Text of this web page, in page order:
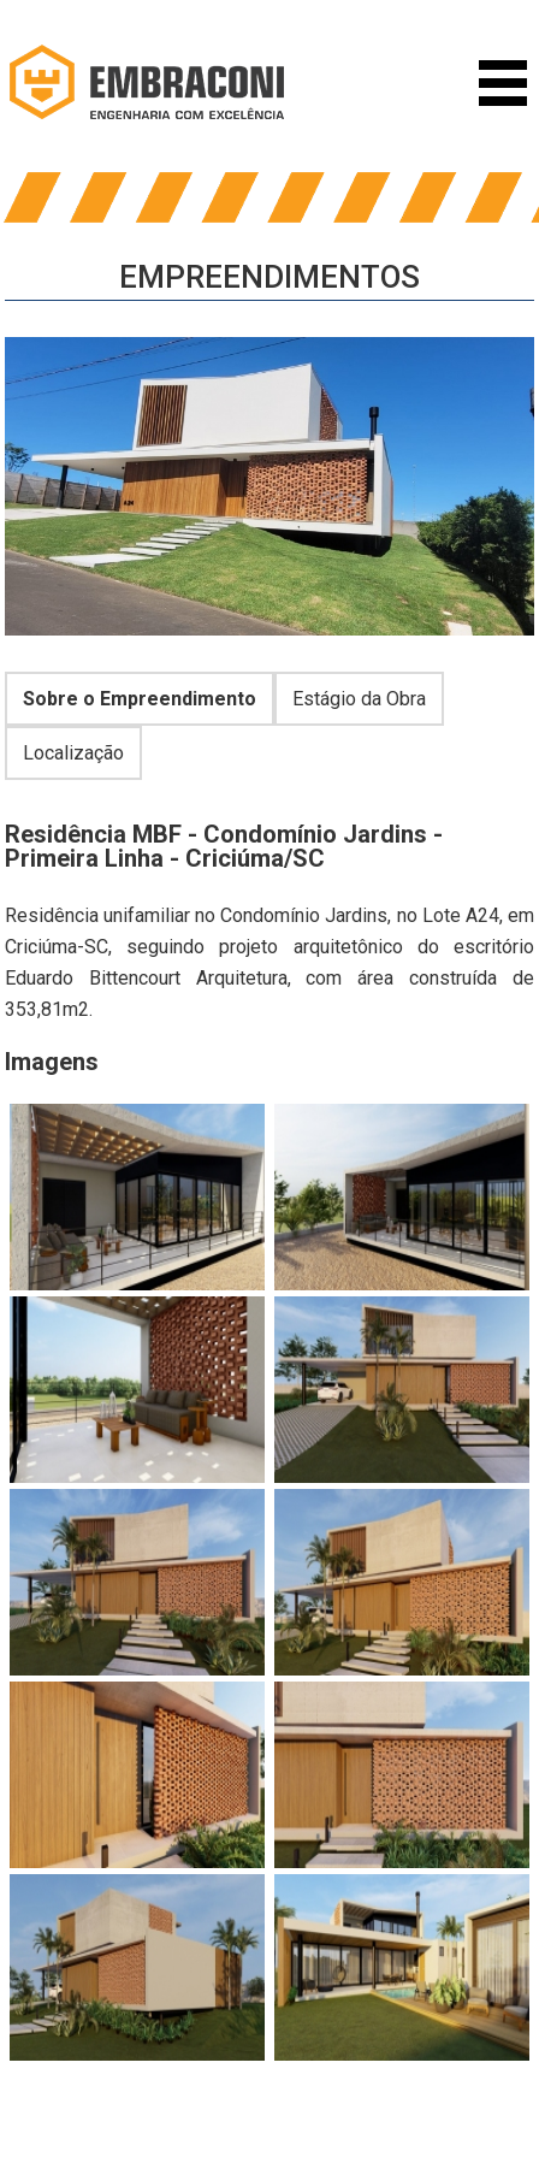
EMPREENDIMENTOS
Sobre o Empreendimento Estágio da Obra
Localização
Residência MBF - Condomínio Jardins -
Primeira Linha - Criciúma/SC
Residência unifamiliar no Condomínio Jardins, no Lote A24, em
Criciúma-SC, seguindo projeto arquitetônico do escritório
Eduardo Bittencourt Arquitetura, com área construída de
353,81m2.
Imagens